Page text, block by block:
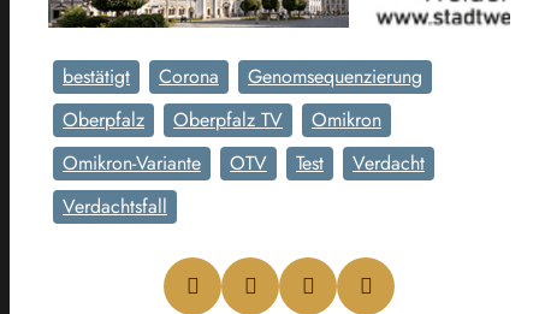
bestätigt Corona
Genomsequenzierung
Oberpfalz
Oberpfalz TV
Omikron
Omikron-Variante
OTV Test
Verdacht
Verdachtsfall